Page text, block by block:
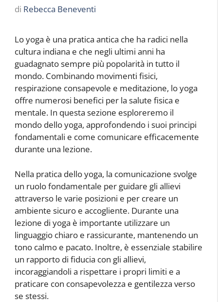
di Rebecca Beneventi
Lo yoga è una pratica antica che ha radici nella
cultura indiana e che negli ultimi anni ha
guadagnato sempre più popolarità in tutto il
mondo. Combinando movimenti fisici,
respirazione consapevole e meditazione, lo yoga
offre numerosi benefici per la salute fisica e
mentale. In questa sezione esploreremo il
mondo dello yoga, approfondendo i suoi principi
fondamentali e come comunicare efficacemente
durante una lezione.
Nella pratica dello yoga, la comunicazione svolge
un ruolo fondamentale per guidare gli allievi
attraverso le varie posizioni e per creare un
ambiente sicuro e accogliente. Durante una
lezione di yoga è importante utilizzare un
linguaggio chiaro e rassicurante, mantenendo un
tono calmo e pacato. Inoltre, è essenziale stabilire
un rapporto di fiducia con gli allievi,
incoraggiandoli a rispettare i propri limiti e a
praticare con consapevolezza e gentilezza verso
se stessi.